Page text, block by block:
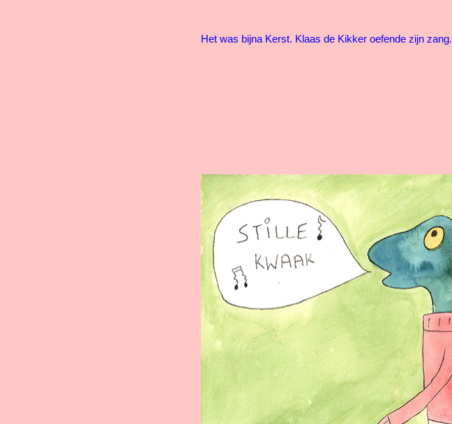
Het was bijna Kerst. Klaas de Kikker oefende zijn zang.